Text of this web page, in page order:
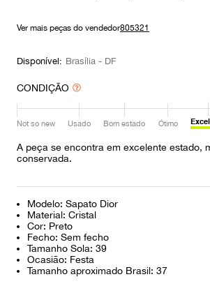
Ver mais peças do vendedor805321
Disponível: Brasília - DF
CONDIÇÃO
Not so new Usado Bom estado Ótimo
A peça se encontra em excelente estado,
conservada.
Modelo: Sapato Dior
Material: Cristal
Cor: Preto
Fecho: Sem fecho
Tamanho Sola: 39
Ocasião: Festa
Tamanho aproximado Brasil: 37
prada
10º louis vuitton